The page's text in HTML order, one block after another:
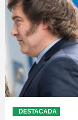
DESTACADA